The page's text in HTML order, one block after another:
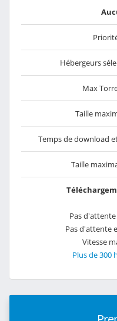
Hébergeurs
Max
Taille
Temps de download
Taille
Pas
Pas d'attente
Vitesse
Plus de 300